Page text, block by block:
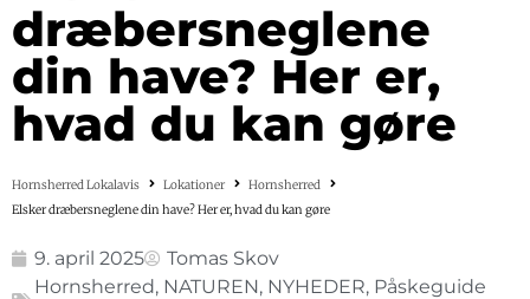
dræbersneglene
din have? Her er,
hvad du kan gøre
Hornsherred Lokalavis Lokationer
Hornsherred
Elsker dræbersneglene din have? Her er, hvad du kan gøre
9. april 2025
Tomas Skov
Hornsherred, NATUREN, NYHEDER, Påskeguide